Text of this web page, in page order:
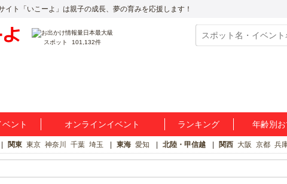
イト「いこーよ」は親子の成長、夢の育みを応援します！
スポット 101,132件
ベント オンラインイベント ランキング 年齢別
関東 東京 神奈川 千葉 埼玉 東海 愛知 北陸・甲信越 関西 大阪 京都 兵